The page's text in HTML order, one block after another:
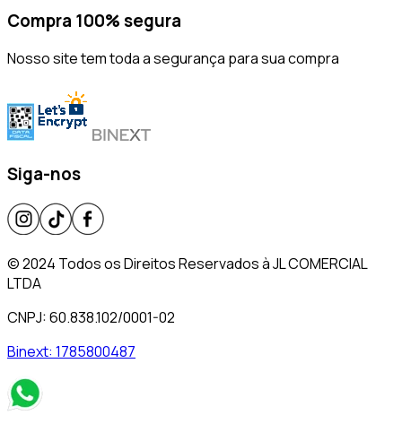
Compra 100% segura
Nosso site tem toda a segurança para sua compra
Siga-nos
© 2024 Todos os Direitos Reservados à JL COMERCIAL
LTDA
CNPJ: 60.838.102/0001-02
Binext: 1785800487